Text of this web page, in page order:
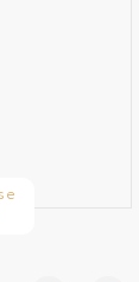
e